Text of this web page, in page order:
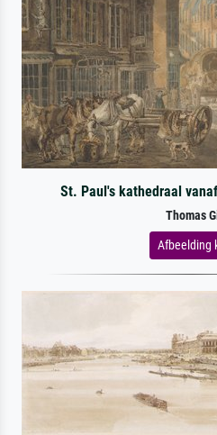
St. Paul's kathedraal
Thomas
Afbeelding